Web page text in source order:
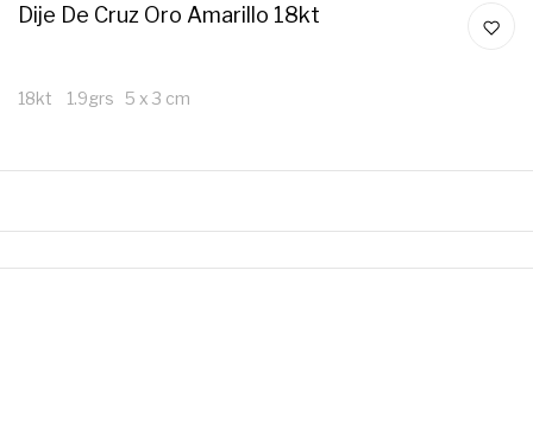
Dije De Cruz Oro Amarillo 18kt
18kt 1.9grs 5 x 3 cm